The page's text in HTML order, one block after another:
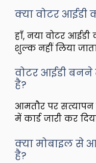
क्या वोटर आईडी
हाँ, नया वोटर
शुल्क नहीं लिया
वोटर आईडी
है?
आमतौर पर सत्यापन
में कार्ड जारी कर
क्या मोबाइल से
है?